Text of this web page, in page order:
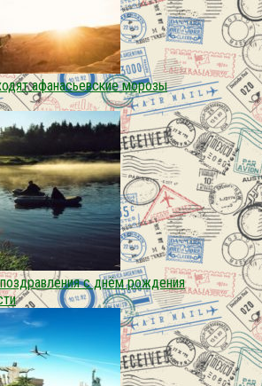
афанасьевские морозы
с днём рождения